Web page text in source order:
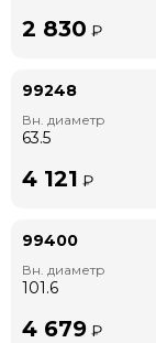
2 830 ₽
99248
Вн. диаметр
63.5
4 121 ₽
99400
Вн. диаметр
101.6
4 679 ₽